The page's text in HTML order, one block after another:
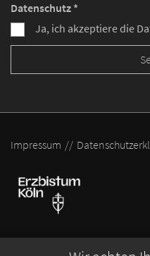
Datenschutz *
Ja, ich akzeptiere die
Impressum